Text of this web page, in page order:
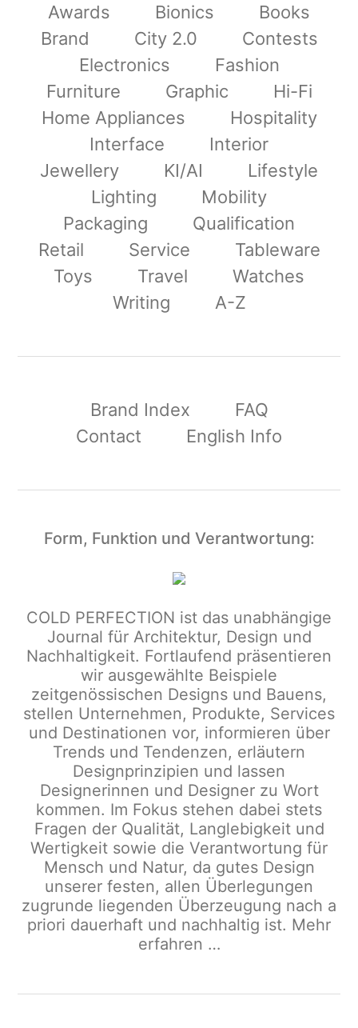
Awards
Bionics
Books
Brand
City 2.0
Contests
Electronics
Fashion
Furniture
Graphic
Hi-Fi
Home Appliances
Hospitality
Interface
Interior
Jewellery
KI/AI
Lifestyle
Lighting
Mobility
Packaging
Qualification
Retail
Service
Tableware
Toys
Travel
Watches
Writing
A-Z
Brand Index
FAQ
Contact
English Info
Form, Funktion und Verantwortung:
COLD PERFECTION ist das unabhängige
Journal für Architektur, Design und
Nachhaltigkeit. Fortlaufend präsentieren
wir ausgewählte Beispiele
zeitgenössischen Designs und Bauens,
stellen Unternehmen, Produkte, Services
und Destinationen vor, informieren über
Trends und Tendenzen, erläutern
Designprinzipien und lassen
Designerinnen und Designer zu Wort
kommen. Im Fokus stehen dabei stets
Fragen der Qualität, Langlebigkeit und
Wertigkeit sowie die Verantwortung für
Mensch und Natur, da gutes Design
unserer festen, allen Überlegungen
zugrunde liegenden Überzeugung nach a
priori dauerhaft und nachhaltig ist. Mehr
erfahren …